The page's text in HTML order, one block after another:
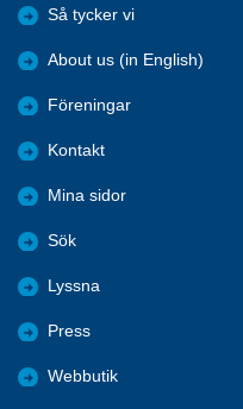
Så tycker vi
About us (in English)
Föreningar
Kontakt
Mina sidor
Sök
Lyssna
Press
Webbutik